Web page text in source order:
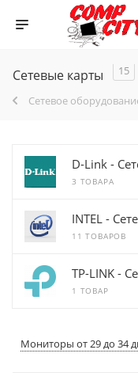
Сетевые карты 15
Сетевое
D-Link -
3 ТОВАРА
INTEL -
11 ТОВАРОВ
TP-LINK -
1 ТОВАР
Мониторы от 29 до 34